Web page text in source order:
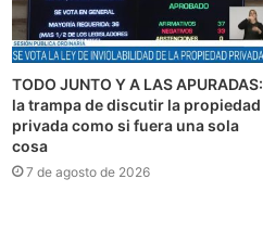
TODO JUNTO Y A LAS APURADAS:
la trampa de discutir la propiedad
privada como si fuera una sola
cosa
7 de agosto de 2026